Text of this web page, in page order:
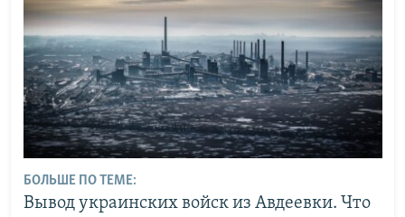
БОЛЬШЕ ПО ТЕМЕ:
Вывод украинских войск из Авдеевки. Что